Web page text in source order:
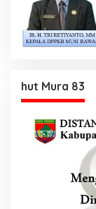
hut Mura 83